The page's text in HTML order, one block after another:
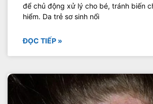
để chủ động xử lý cho bé, tránh biến
hiểm. Da trẻ sơ sinh nổi
ĐỌC TIẾP »